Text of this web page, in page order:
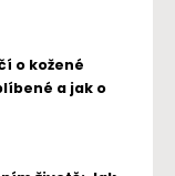
o kožené
a jak o